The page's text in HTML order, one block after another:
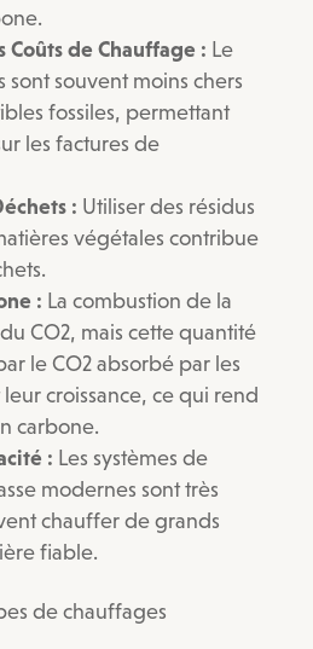
Coûts de Chauffage : Le
sont souvent moins chers
fossiles, permettant
les factures de
: Utiliser des résidus
végétales contribue
: La combustion de la
CO2, mais cette quantité
le CO2 absorbé par les
croissance, ce qui rend
carbone.
: Les systèmes de
modernes sont très
chauffer de grands
fiable.
de chauffages